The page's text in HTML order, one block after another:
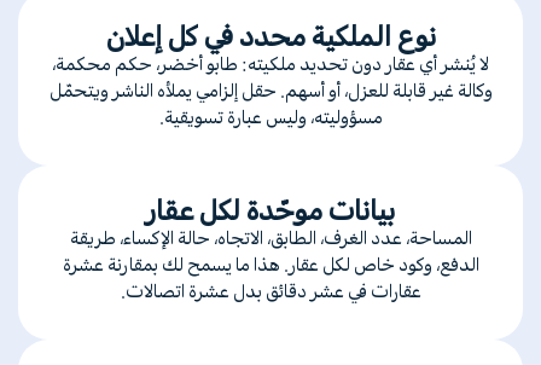
نوع الملكية محدد في كل إعلان
لا يُنشر أي عقار دون تحديد ملكيته: طابو أخضر، حكم محكمة،
وكالة غير قابلة للعزل، أو أسهم. حقل إلزامي يملأه الناشر ويتحمّل
مسؤوليته، وليس عبارة تسويقية.
بيانات موحّدة لكل عقار
المساحة، عدد الغرف، الطابق، الاتجاه، حالة الإكساء، طريقة
الدفع، وكود خاص لكل عقار. هذا ما يسمح لك بمقارنة عشرة
عقارات في عشر دقائق بدل عشرة اتصالات.